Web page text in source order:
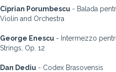
Ciprian Porumbescu - Balada
Violin and Orchestra
George Enescu - Intermezzo
Strings, Op. 12
Dan Dediu - Codex Brasovensis